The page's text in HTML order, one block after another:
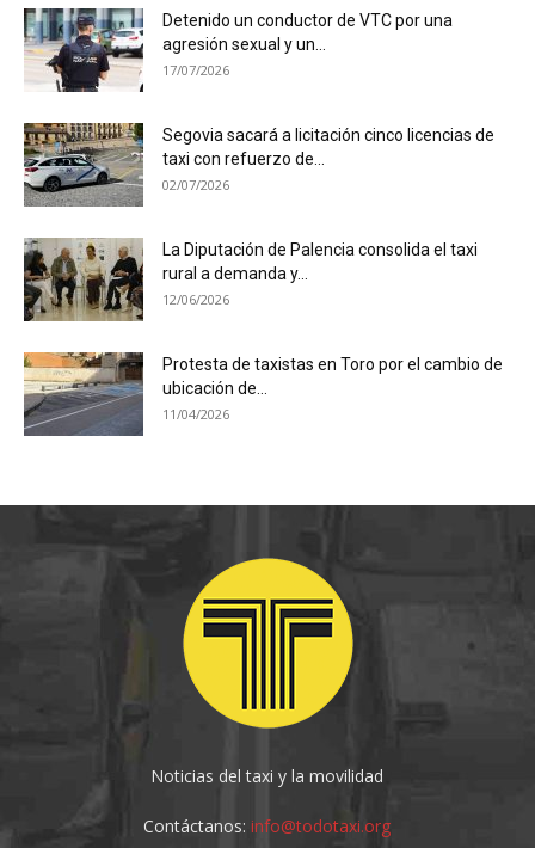
Detenido un conductor de VTC por una
agresión sexual y un...
17/07/2026
Segovia sacará a licitación cinco licencias de
taxi con refuerzo de...
02/07/2026
La Diputación de Palencia consolida el taxi
rural a demanda y...
12/06/2026
Protesta de taxistas en Toro por el cambio de
ubicación de...
11/04/2026
Noticias del taxi y la movilidad
Contáctanos:info@todotaxi.org